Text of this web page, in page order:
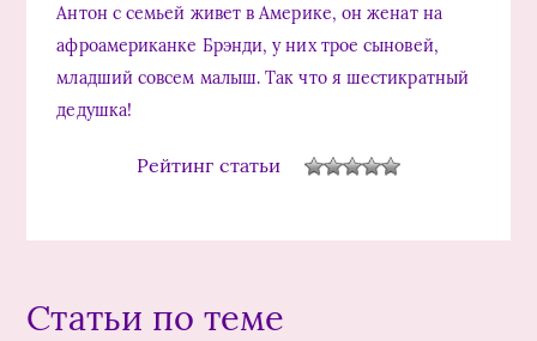
Антон с семьей живет в Америке, он женат на
афроамериканке Брэнди, у них трое сыновей,
младший совсем малыш. Так что я шестикратный
дедушка!
Рейтинг статьи
Статьи по теме